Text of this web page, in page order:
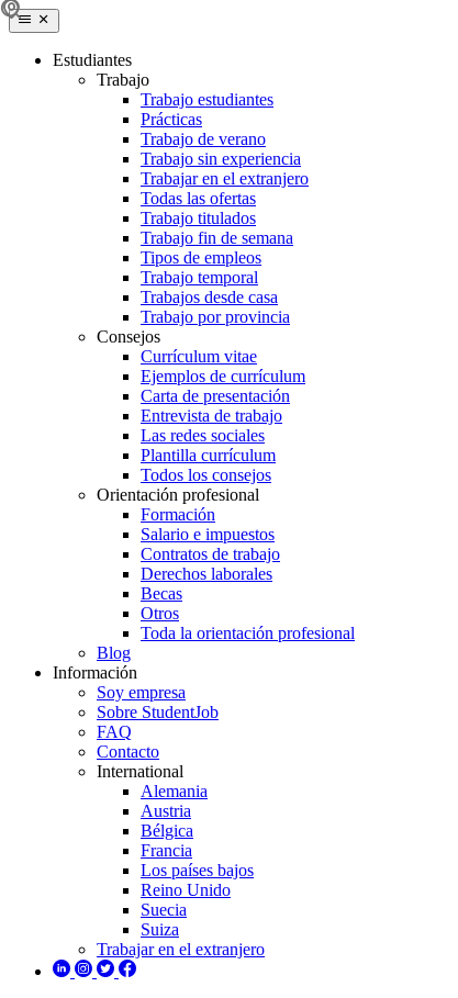
Estudiantes
Trabajo
Trabajo estudiantes
Prácticas
Trabajo de verano
Trabajo sin experiencia
Trabajar en el extranjero
Todas las ofertas
Trabajo titulados
Trabajo fin de semana
Tipos de empleos
Trabajo temporal
Trabajos desde casa
Trabajo por provincia
Consejos
Currículum vitae
Ejemplos de currículum
Carta de presentación
Entrevista de trabajo
Las redes sociales
Plantilla currículum
Todos los consejos
Orientación profesional
Formación
Salario e impuestos
Contratos de trabajo
Derechos laborales
Becas
Otros
Toda la orientación profesional
Blog
Información
Soy empresa
Sobre StudentJob
FAQ
Contacto
International
Alemania
Austria
Bélgica
Francia
Los países bajos
Reino Unido
Suecia
Suiza
Trabajar en el extranjero